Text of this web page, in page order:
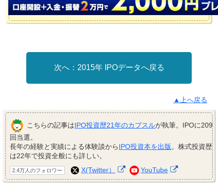
2015年 IPOデータへ戻る
▲上へ戻る
こちらの記事はIPO投資歴21年のカブスルが執筆。IPOに209
回当選。
長年の経験と実績による体験談からIPO投資本を出版。株式投資歴
は22年で投資全般にも詳しい。
2.4万人のフォロワー X(Twitter） YouTube